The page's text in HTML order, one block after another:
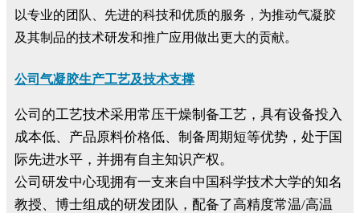
以专业的团队、先进的科技和优质的服务，为推动气凝胶
及其制品的技术研发和推广应用做出更大的贡献。
公司气凝胶生产工艺及技术支撑
公司的工艺技术采用常压干燥制备工艺，具有设备投入
成本低、产品原料价格低、制备周期短等优势，处于国
际先进水平，并拥有自主知识产权。
公司研发中心现拥有一支来自中国科学技术大学的知名
教授、博士组成的研发团队，配备了高精度常温/高温